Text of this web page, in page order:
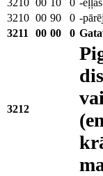
3210 00 10 0 -
3210 00 90 0 -
3211
00 00 0
3212